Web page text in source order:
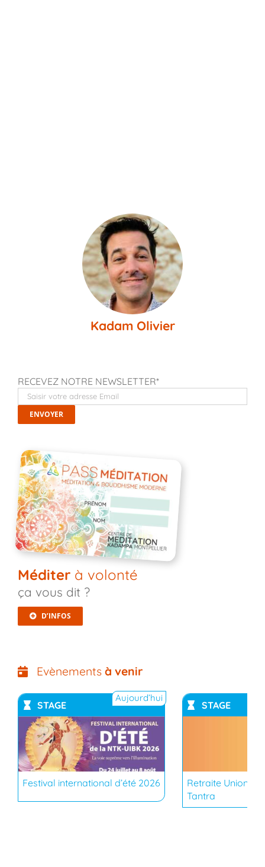
Kadam Olivier
RECEVEZ NOTRE NEWSLETTER*
Méditerà volonté
ça vous dit ?
D’INFOS
Evènements à venir
STAGE
Aujourd’hui
Festival international d’été 2026
STAGE
Retraite Union
Tantra